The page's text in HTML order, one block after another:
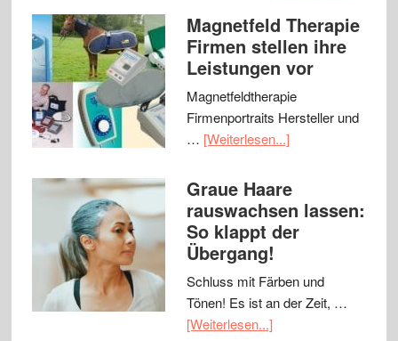
Magnetfeld Therapie
Firmen stellen ihre
Leistungen vor
Magnetfeldtherapie
Firmenportraits Hersteller und
… [Weiterlesen...]
Graue Haare
rauswachsen lassen:
So klappt der
Übergang!
Schluss mit Färben und
Tönen! Es ist an der Zeit, …
[Weiterlesen...]